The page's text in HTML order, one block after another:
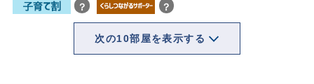
？ ？
次の10部屋を表示する